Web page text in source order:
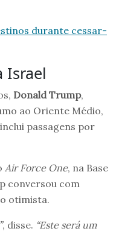
durante cessar-
Israel
Donald Trump,
ao Oriente Médio,
passagens por
Air Force One, na Base
conversou com
otimista.
, disse. “Este será um